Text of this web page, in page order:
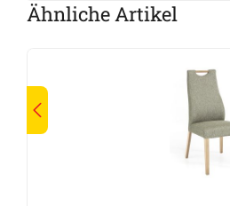
Ähnliche Artikel